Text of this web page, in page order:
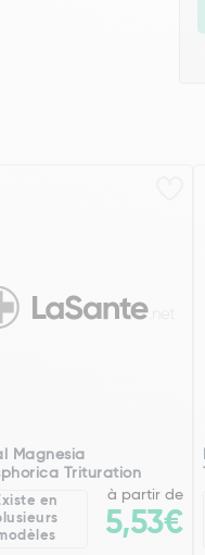
Magnesia
Trituration
en
à partir de
5,53€